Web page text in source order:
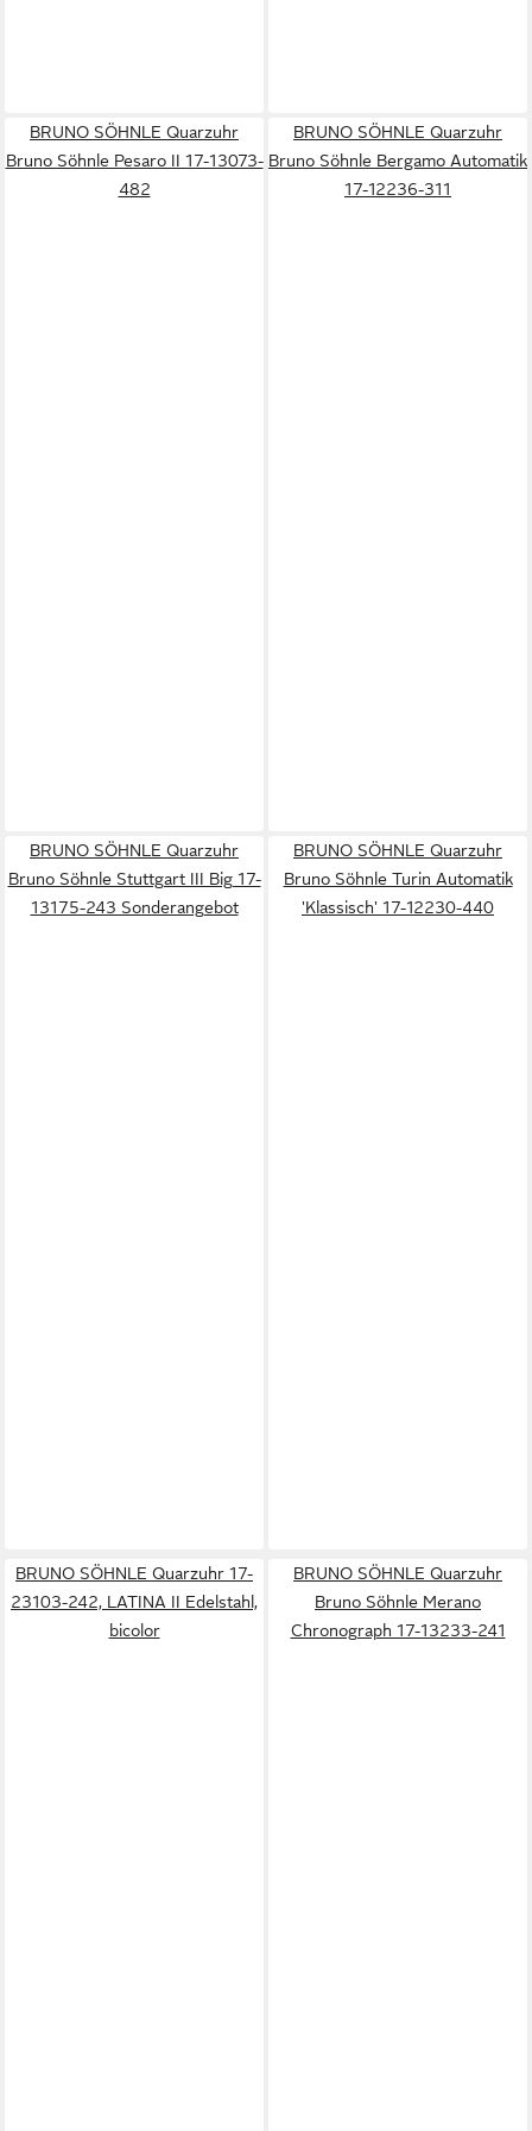
BRUNO SÖHNLE Quarzuhr
Bruno Söhnle Pesaro II 17-13073-
482
BRUNO SÖHNLE Quarzuhr
Bruno Söhnle Bergamo Automatik
17-12236-311
BRUNO SÖHNLE Quarzuhr
Bruno Söhnle Stuttgart III Big 17-
13175-243 Sonderangebot
BRUNO SÖHNLE Quarzuhr
Bruno Söhnle Turin Automatik
'Klassisch' 17-12230-440
BRUNO SÖHNLE Quarzuhr 17-
23103-242, LATINA II Edelstahl,
bicolor
BRUNO SÖHNLE Quarzuhr
Bruno Söhnle Merano
Chronograph 17-13233-241